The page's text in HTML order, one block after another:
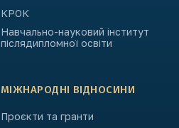
КРОК
Навчально-науковий інститут
післядипломної освіти
МІЖНАРОДНІ ВІДНОСИНИ
Проєкти та гранти